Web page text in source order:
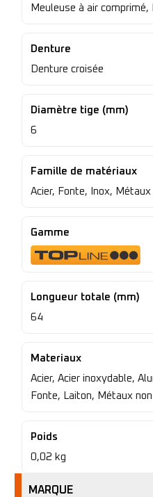
Meuleuse à air
Denture
Denture croisée
Diamètre tige (mm)
6
Famille de matériaux
Acier, Fonte, Inox,
Gamme
Longueur totale (mm)
64
Materiaux
Acier, Acier inoxydable,
Fonte, Laiton, Métaux
Poids
0,02 kg
MARQUE